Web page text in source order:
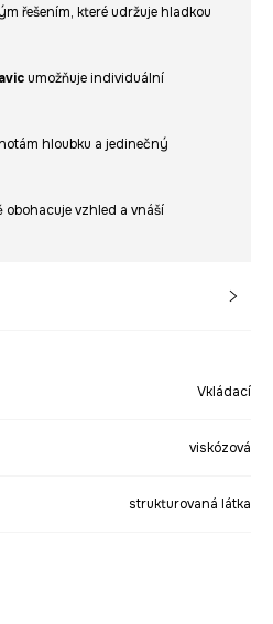
řešením, které udržuje hladkou
umožňuje individuální
hloubku a jedinečný
obohacuje vzhled a vnáší
Vkládací
viskózová
strukturovaná látka